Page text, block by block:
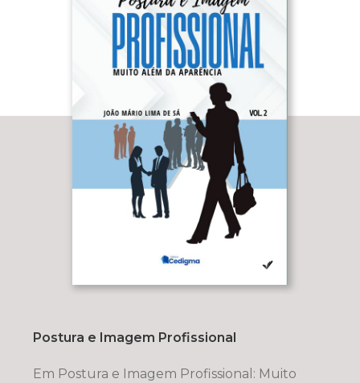
Postura e Imagem Profissional
Em Postura e Imagem Profissional: Muito